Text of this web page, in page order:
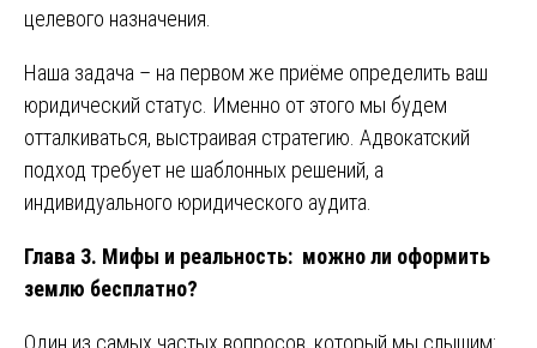
целевого назначения.
Наша задача – на первом же приёме определить ваш
юридический статус. Именно от этого мы будем
отталкиваться, выстраивая стратегию. Адвокатский
подход требует не шаблонных решений, а
индивидуального юридического аудита.
Глава 3. Мифы и реальность: можно ли оформить
землю бесплатно?
Один из самых частых вопросов, который мы слышим: